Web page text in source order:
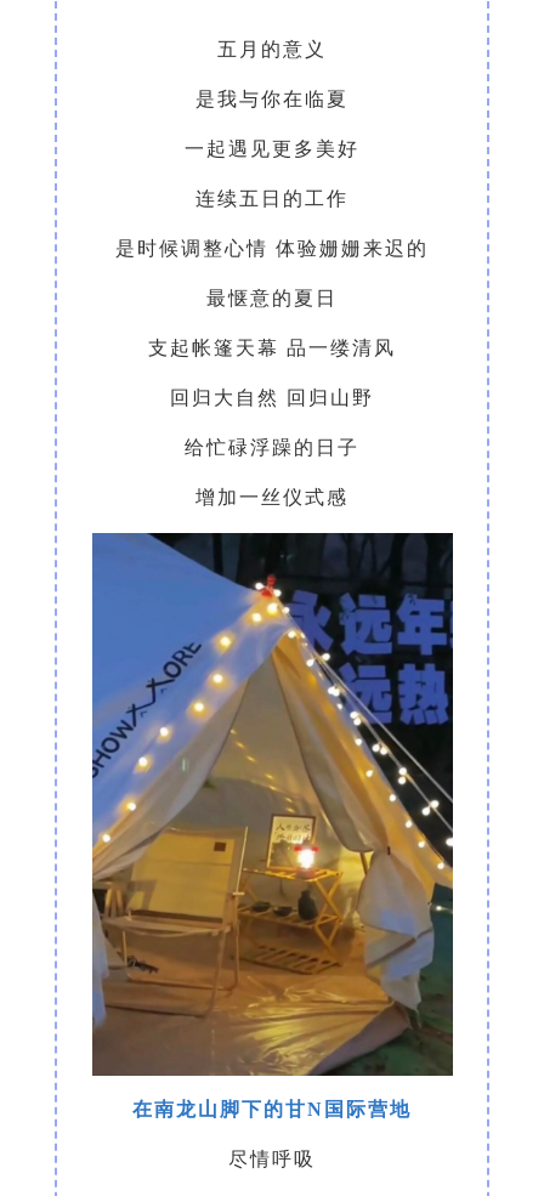
五月的意义
是我与你在临夏
一起遇见更多美好
连续五日的工作
是时候调整心情 体验姗姗来迟的
最惬意的夏日
支起帐篷天幕 品一缕清风
回归大自然 回归山野
给忙碌浮躁的日子
增加一丝仪式感
在南龙山脚下的甘N国际营地
尽情呼吸